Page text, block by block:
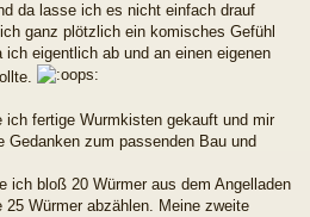
da lasse ich es nicht einfach drauf
ganz plötzlich ein komisches Gefühl
eigentlich ab und an einen eigenen
fertige Wurmkisten gekauft und mir
zum passenden Bau und
ich bloß 20 Würmer aus dem Angelladen
Würmer abzählen. Meine zweite